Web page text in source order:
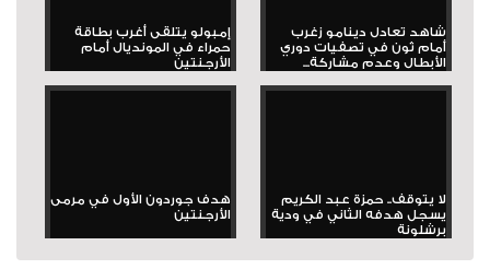
شاهد تعادل دينامو زغرب
أمام ثون في تصفيات دوري
الأبطال وعدم مشاركة...
إمبولو يتلقى أغرب بطاقة
حمراء في المونديال أمام
الأرجنتين
لا يتوقف.. حمزة عبد الكريم
يسجل هدفه الثاني في ودية
برشلونة
هدف جوردون الأول في مرمى
الأرجنتين